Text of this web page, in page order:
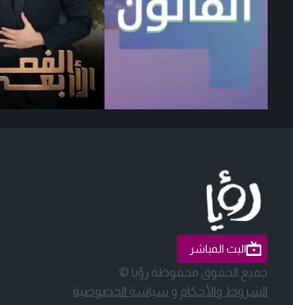
البث المباشر
جميع الحقوق محفوظة رؤيا ©
الشروط والأحكام و سياسة الخصوصية